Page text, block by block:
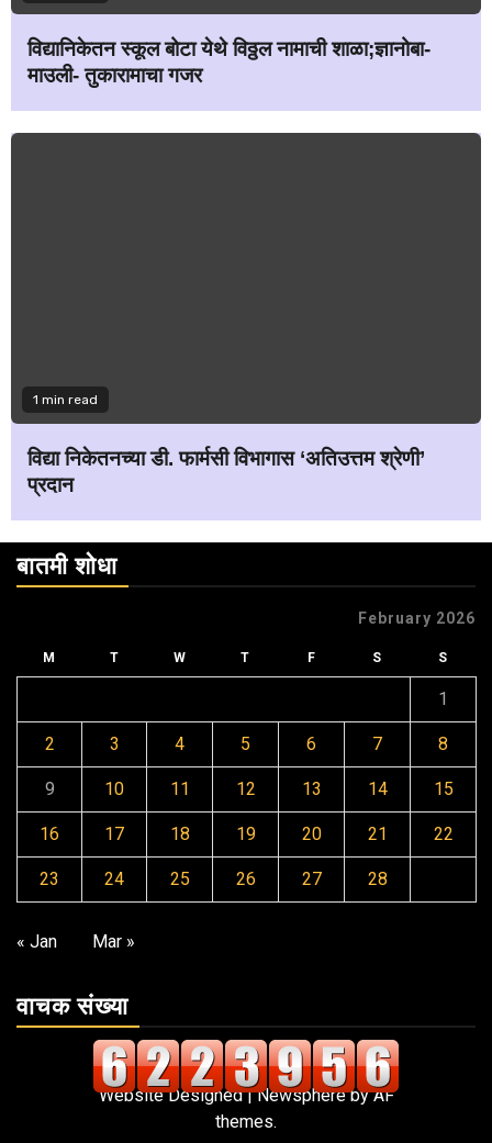
विद्यानिकेतन स्कूल बोटा येथे विठ्ठल नामाची शाळा;ज्ञानोबा-
माउली- तुकारामाचा गजर
1 min read
विद्या निकेतनच्या डी. फार्मसी विभागास ‘अतिउत्तम श्रेणी’
प्रदान
बातमी शोधा
February 2026
M T W T F S S
1
2 3 4 5 6 7 8
9 10 11 12 13 14 15
16 17 18 19 20 21 22
23 24 25 26 27 28
« Jan Mar »
वाचक संख्या
Website Designed|Newsphereby AF
themes.